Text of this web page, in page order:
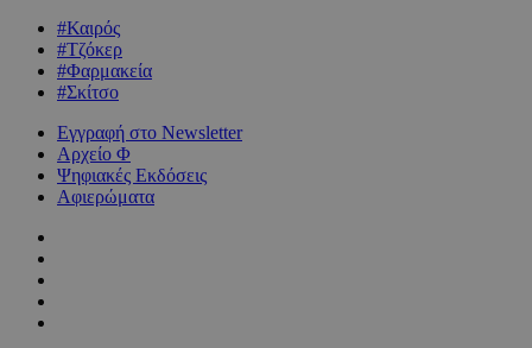
#Καιρός
#Τζόκερ
#Φαρμακεία
#Σκίτσο
Εγγραφή στο Newsletter
Αρχείο Φ
Ψηφιακές Εκδόσεις
Αφιερώματα